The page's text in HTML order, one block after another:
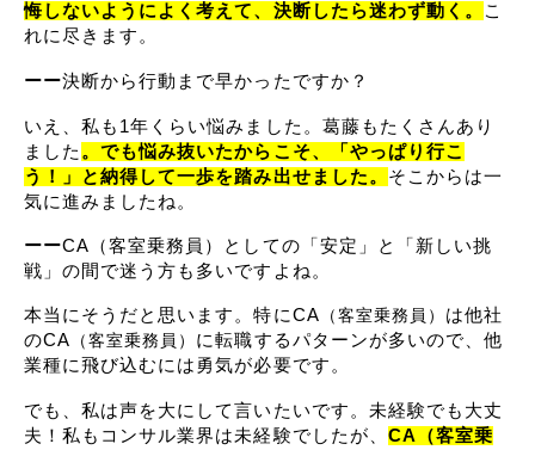
悔しないようによく考えて、決断したら迷わず動く。
こ
れに尽きます。
ーー決断から行動まで早かったですか？
いえ、私も1年くらい悩みました。葛藤もたくさんあり
ました 。でも悩み抜いたからこそ、「やっぱり行こ
う！」と納得して一歩を踏み出せました。 そこからは一
気に進みましたね。
ーーCA（客室乗務員）としての「安定」と「新しい挑
戦」の間で迷う方も多いですよね。
本当にそうだと思います。特にCA （客室乗務員） は他社
のCA （客室乗務員） に転職するパターンが多いので、他
業種に飛び込むには勇気が必要です。
でも、私は声を大にして言いたいです。未経験でも大丈
夫！私もコンサル業界は未経験でしたが、 CA（客室乗